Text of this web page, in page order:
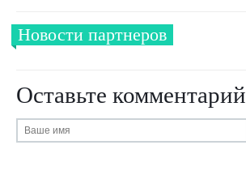
Новости партнеров
Оставьте комментарий